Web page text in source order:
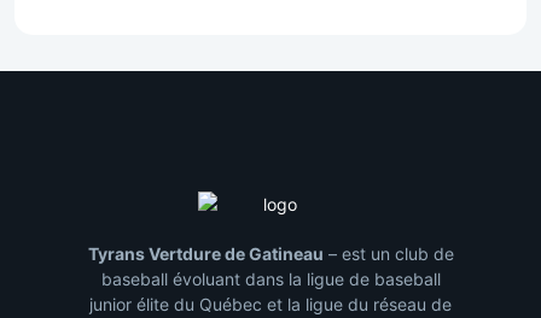
Tyrans Vertdure de Gatineau – est un club de
baseball évoluant dans la ligue de baseball
junior élite du Québec et la ligue du réseau de